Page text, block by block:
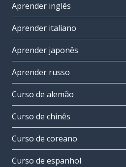
Aprender inglês
Aprender italiano
Aprender japonês
Aprender russo
Curso de alemão
Curso de chinês
Curso de coreano
Curso de espanhol